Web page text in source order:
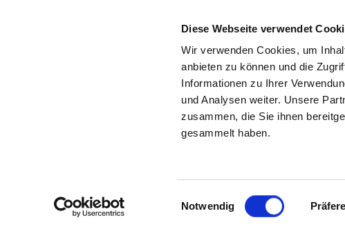
Diese Webseite verwendet
Wir verwenden Cookies, um
anbieten zu können und die
Informationen zu Ihrer
und Analysen weiter. Unsere
zusammen, die Sie ihnen
gesammelt haben.
Einwilligungsauswahl
Notwendig
Startseite der Fachabteilung